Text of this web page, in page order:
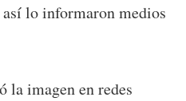
lo informaron medios
la imagen en redes